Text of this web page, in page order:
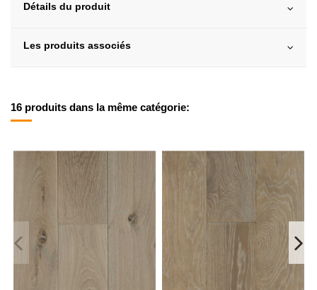
Détails du produit
Les produits associés
16 produits dans la même catégorie: